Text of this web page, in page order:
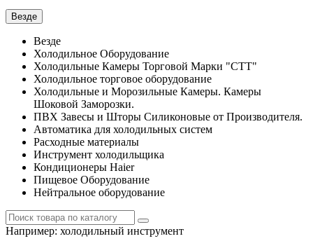
Везде
Везде
Холодильное Оборудование
Холодильные Камеры Торговой Марки "СТТ"
Холодильное торговое оборудование
Холодильные и Морозильные Камеры. Камеры
Шоковой Заморозки.
ПВХ Завесы и Шторы Силиконовые от Производителя.
Автоматика для холодильных систем
Расходные материалы
Инструмент холодильщика
Кондиционеры Haier
Пищевое Оборудование
Нейтральное оборудование
Например: холодильный инструмент